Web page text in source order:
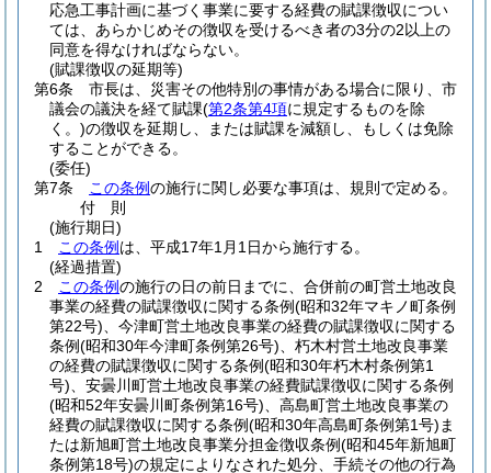
応急工事計画に基づく事業に要する経費の賦課徴収につい
ては、あらかじめその徴収を受けるべき者の3分の2以上の
同意を得なければならない。
(賦課徴収の延期等)
第6条
市長は、災害その他特別の事情がある場合に限り、市
議会の議決を経て賦課(第2条第4項に規定するものを除
く。)の徴収を延期し、または賦課を減額し、もしくは免除
することができる。
(委任)
第7条
この条例の施行に関し必要な事項は、規則で定める。
付 則
(施行期日)
1
この条例 は、平成17年1月1日から施行する。
(経過措置)
2
この条例の施行の日の前日までに、合併前の町営土地改良
事業の経費の賦課徴収に関する条例(昭和32年マキノ町条例
第22号) 、今津町営土地改良事業の経費の賦課徴収に関する
条例(昭和30年今津町条例第26号) 、朽木村営土地改良事業
の経費の賦課徴収に関する条例(昭和30年朽木村条例第1
号) 、安曇川町営土地改良事業の経費賦課徴収に関する条例
(昭和52年安曇川町条例第16号) 、高島町営土地改良事業の
経費の賦課徴収に関する条例(昭和30年高島町条例第1号) ま
たは新旭町営土地改良事業分担金徴収条例(昭和45年新旭町
条例第18号)の規定によりなされた処分、手続その他の行為